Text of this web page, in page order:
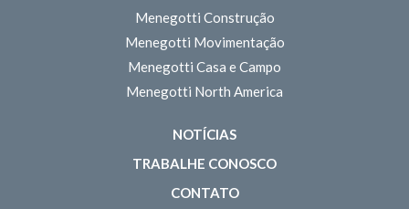
Menegotti Construção
Menegotti Movimentação
Menegotti Casa e Campo
Menegotti North America
NOTÍCIAS
TRABALHE CONOSCO
CONTATO